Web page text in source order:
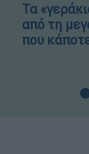
Τα
από τη
που